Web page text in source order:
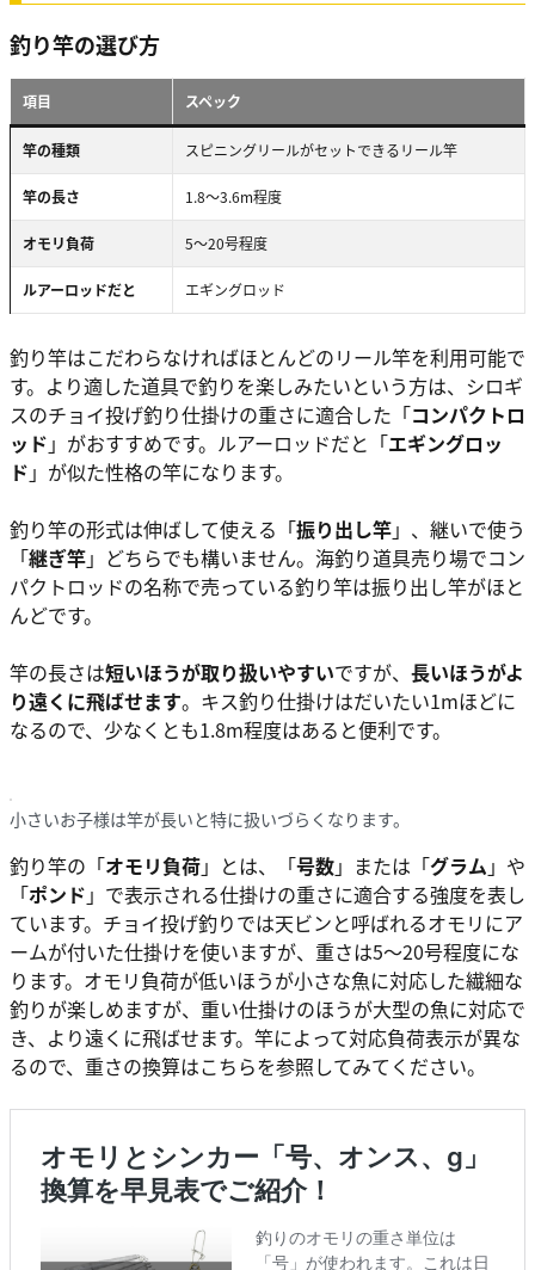
釣り竿の選び方
項目 スペック
竿の種類 スピニングリールがセットできるリール竿
竿の長さ 1.8～3.6m程度
オモリ負荷 5～20号程度
ルアーロッドだと エギングロッド
釣り竿はこだわらなければほとんどのリール竿を利用可能で
す。より適した道具で釣りを楽しみたいという方は、シロギ
スのチョイ投げ釣り仕掛けの重さに適合した「コンパクトロ
ッド 」がおすすめです。ルアーロッドだと「エギングロッ
ド 」が似た性格の竿になります。
釣り竿の形式は伸ばして使える「振り出し竿」、継いで使う
「継ぎ竿」どちらでも構いません。海釣り道具売り場でコン
パクトロッドの名称で売っている釣り竿は振り出し竿がほと
んどです。
竿の長さは短いほうが取り扱いやすいですが、 長いほうがよ
り遠くに飛ばせます。キス釣り仕掛けはだいたい1mほどに
なるので、少なくとも1.8m程度はあると便利です。
小さいお子様は竿が長いと特に扱いづらくなります。
釣り竿の「オモリ負荷」とは、「号数」または「グラム 」や
「ポンド 」で表示される仕掛けの重さに適合する強度を表し
ています。チョイ投げ釣りでは天ビンと呼ばれるオモリにア
ームが付いた仕掛けを使いますが、重さは5～20号程度にな
ります。オモリ負荷が低いほうが小さな魚に対応した繊細な
釣りが楽しめますが、重い仕掛けのほうが大型の魚に対応で
き、より遠くに飛ばせます。竿によって対応負荷表示が異な
るので、重さの換算はこちらを参照してみてください。